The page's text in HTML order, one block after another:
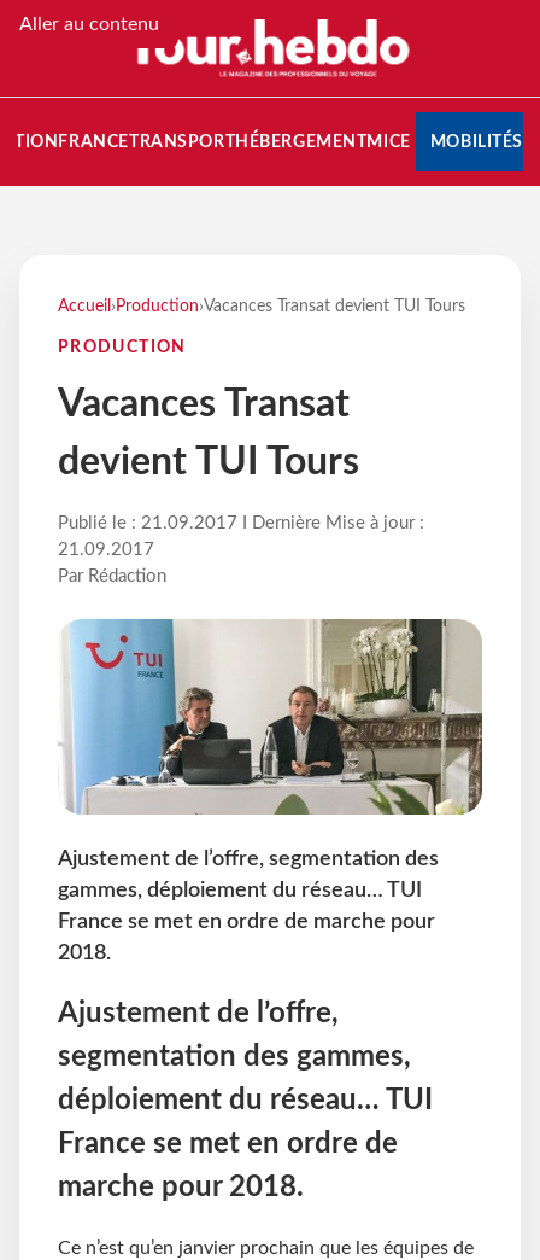
Aller au contenu
FRANCETRANSPORT HÉBERGEMENTMICE MOBILITÉS
Accueil › Production›Vacances Transat devient TUI Tours
PRODUCTION
Vacances Transat
devient TUI Tours
Publié le : 21.09.2017 I Dernière Mise à jour :
21.09.2017
Par Rédaction
Ajustement de l’offre, segmentation des
gammes, déploiement du réseau… TUI
France se met en ordre de marche pour
2018.
Ajustement de l’offre,
segmentation des gammes,
déploiement du réseau… TUI
France se met en ordre de
marche pour 2018.
Ce n’est qu’en janvier prochain que les équipes de